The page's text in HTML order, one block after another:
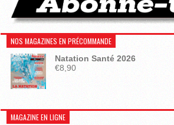
NOS MAGAZINES EN PRÉCOMMANDE
Natation Santé 2026
€8,90
MAGAZINE EN LIGNE